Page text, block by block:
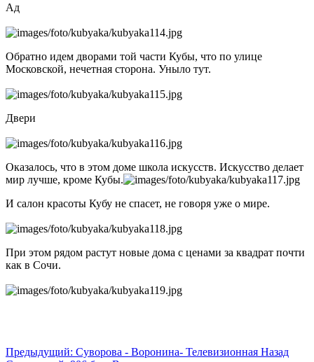
Ад
Обратно идем дворами той части Кубы, что по улице
Московской, нечетная сторона. Уныло тут.
Двери
Оказалось, что в этом доме школа искусств. Искусство делает
мир лучше, кроме Кубы.
И салон красоты Кубу не спасет, не говоря уже о мире.
При этом рядом растут новые дома с ценами за квадрат почти
как в Сочи.
Предыдущий: Суворова - Воронина- Телевизионная Назад